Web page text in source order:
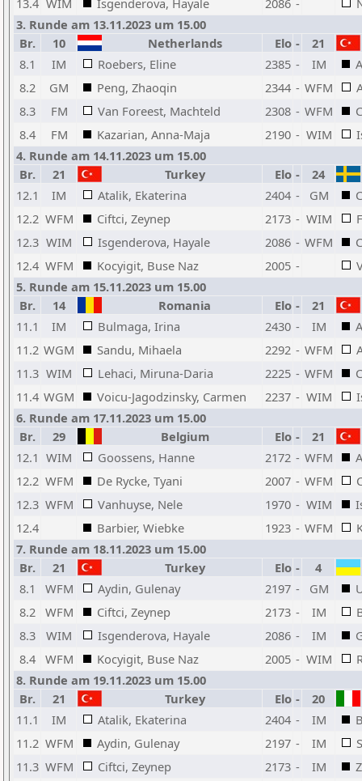
13.4 WIM Isgenderova, Hayale 2086 -
3. Runde am 13.11.2023 um 15.00
Br.
10 Netherlands Elo -
21
8.1
IM Roebers, Eline 2385 - IM
8.2
GM Peng, Zhaoqin 2344 - WFM
8.3
FM Van Foreest, Machteld 2308 - WFM
8.4
FM Kazarian, Anna-Maja 2190 - WIM
4. Runde am 14.11.2023 um 15.00
Br.
21 Turkey Elo -
24
12.1
IM Atalik, Ekaterina 2404 - GM
12.2 WFM Ciftci, Zeynep 2173 - WIM
12.3 WIM Isgenderova, Hayale 2086 - WFM
12.4 WFM Kocyigit, Buse Naz 2005 -
5. Runde am 15.11.2023 um 15.00
Br.
14 Romania Elo -
21
11.1
IM Bulmaga, Irina 2430 - IM
11.2 WGM Sandu, Mihaela 2292 - WFM
11.3 WIM Lehaci, Miruna-Daria 2225 - WFM
11.4 WGM Voicu-Jagodzinsky, Carmen 2237 - WIM
6. Runde am 17.11.2023 um 15.00
Br.
29 Belgium Elo -
21
12.1 WIM Goossens, Hanne 2172 - WFM
12.2 WFM De Rycke, Tyani 2007 - WFM
12.3 WFM Vanhuyse, Nele 1970 - WIM
12.4
Barbier, Wiebke 1923 - WFM
7. Runde am 18.11.2023 um 15.00
Br.
21 Turkey Elo -
4
8.1
WFM Aydin, Gulenay 2197 - GM
8.2 WFM Ciftci, Zeynep 2173 - IM
8.3
WIM Isgenderova, Hayale 2086 - IM
8.4 WFM Kocyigit, Buse Naz 2005 - WIM
8. Runde am 19.11.2023 um 15.00
Br.
21 Turkey Elo -
20
11.1
IM Atalik, Ekaterina 2404 - IM
11.2 WFM Aydin, Gulenay 2197 - IM
11.3 WFM Ciftci, Zeynep 2173 - IM